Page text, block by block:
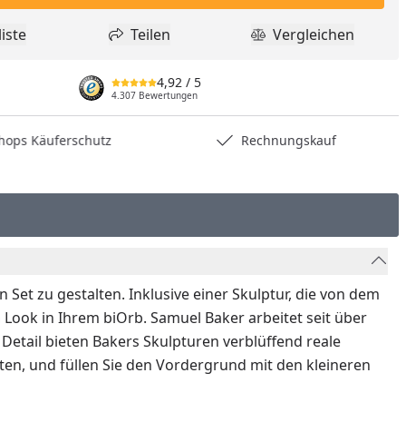
zur Wunschliste hinzufügen
Teilen
Teilen Produkt
Vergleichen
4,92 / 5
4.307 Bewertungen
Käuferschutz Rechnungskauf
zu gestalten. Inklusive einer Skulptur, die von dem
in Ihrem biOrb. Samuel Baker arbeitet seit über
bieten Bakers Skulpturen verblüffend reale
und füllen Sie den Vordergrund mit den kleineren